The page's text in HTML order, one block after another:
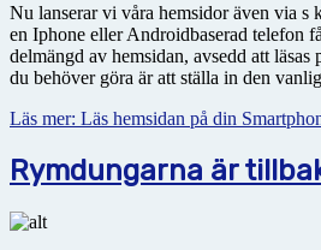
Nu lanserar vi våra hemsidor även via s
en Iphone eller Androidbaserad telefon
delmängd av hemsidan, avsedd att läsas
du behöver göra är att ställa in den
Läs mer: Läs hemsidan på din
Rymdungarna är